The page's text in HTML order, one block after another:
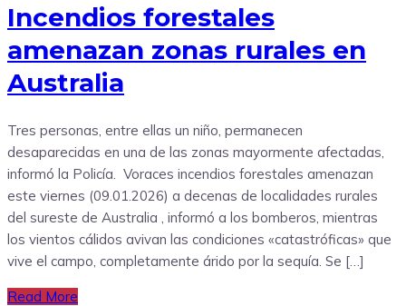
Incendios forestales
amenazan zonas rurales en
Australia
Tres personas, entre ellas un niño, permanecen
desaparecidas en una de las zonas mayormente afectadas,
informó la Policía. Voraces incendios forestales amenazan
este viernes (09.01.2026) a decenas de localidades rurales
del sureste de Australia , informó a los bomberos, mientras
los vientos cálidos avivan las condiciones «catastróficas» que
vive el campo, completamente árido por la sequía. Se […]
Read More